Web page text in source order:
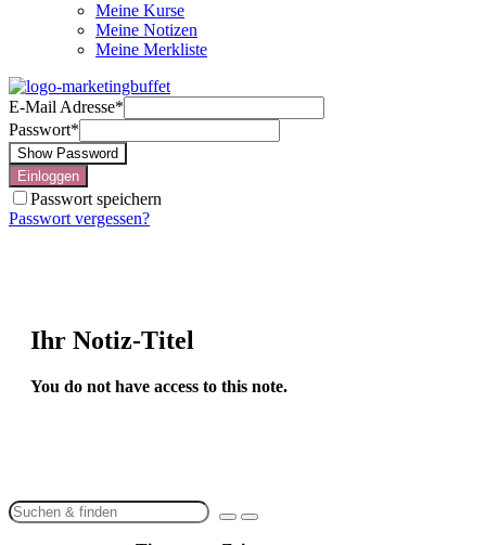
Meine Kurse
Meine Notizen
Meine Merkliste
E-Mail Adresse*
Passwort*
Show Password
Einloggen
Passwort speichern
Passwort vergessen?
Ihr Notiz-Titel
You do not have access to this note.